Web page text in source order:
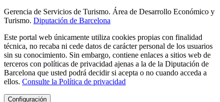
Gerencia de Servicios de Turismo. Área de Desarrollo Económico y
Turismo. Diputación de Barcelona
Este portal web únicamente utiliza cookies propias con finalidad
técnica, no recaba ni cede datos de carácter personal de los usuarios
sin su conocimiento. Sin embargo, contiene enlaces a sitios web de
terceros con políticas de privacidad ajenas a la de la Diputación de
Barcelona que usted podrá decidir si acepta o no cuando acceda a
ellos. Consulte la Política de privacidad
Configuración